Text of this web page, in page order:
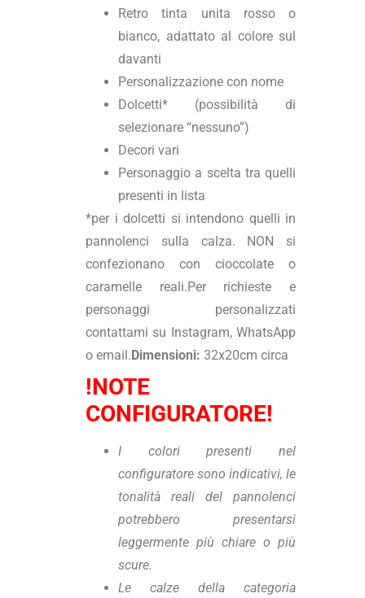
Retro tinta unita rosso o
bianco, adattato al colore sul
davanti
Personalizzazione con nome
Dolcetti* (possibilità di
selezionare “nessuno”)
Decori vari
Personaggio a scelta tra quelli
presenti in lista
*per i dolcetti si intendono quelli in
pannolenci sulla calza. NON si
confezionano con cioccolate o
caramelle reali.Per richieste e
personaggi personalizzati
contattami su Instagram, WhatsApp
o email. Dimensioni: 32x20cm circa
!NOTE
CONFIGURATORE!
I colori presenti nel
configuratore sono indicativi, le
tonalità reali del pannolenci
potrebbero presentarsi
leggermente più chiare o più
scure.
Le calze della categoria